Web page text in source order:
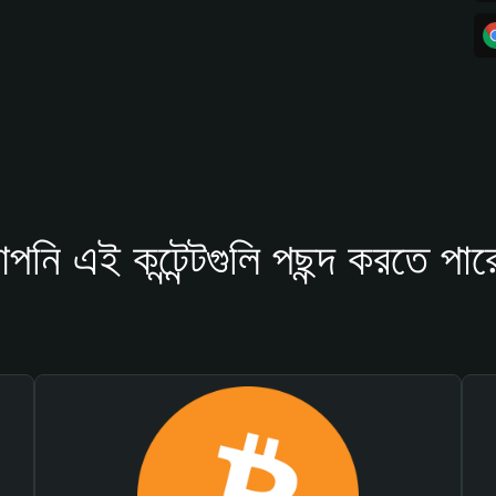
এই কন্টেন্টগুলি পছন্দ করতে